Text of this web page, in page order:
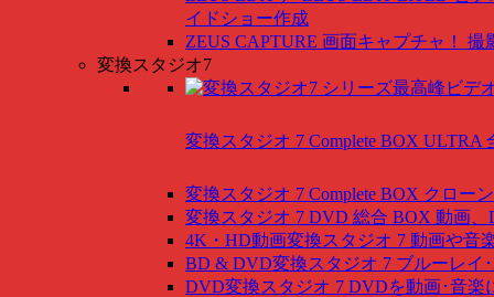
イドショー作成
ZEUS CAPTURE 画面キャプチャ！ 撮
変換スタジオ7
変換スタジオ 7 Complete BOX ULTRA
変換スタジオ 7 Complete BOX クロー
変換スタジオ 7 DVD 総合 BOX 動画、
4K・HD動画変換スタジオ 7 動画や音
BD & DVD変換スタジオ 7 ブルーレイ
DVD変換スタジオ 7 DVDを動画･音楽